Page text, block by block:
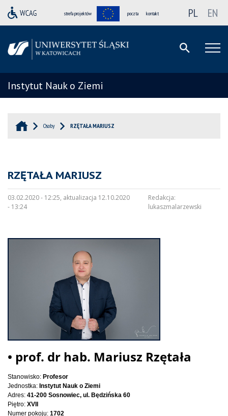
strefa projektów poczta kontakt PL EN
Instytut Nauk o Ziemi
Osoby RZĘTAŁA MARIUSZ
RZĘTAŁA MARIUSZ
03.02.2020 - 12:25, aktualizacja 12.10.2020
- 13:24
Redakcja:
lukaszmalarzewski